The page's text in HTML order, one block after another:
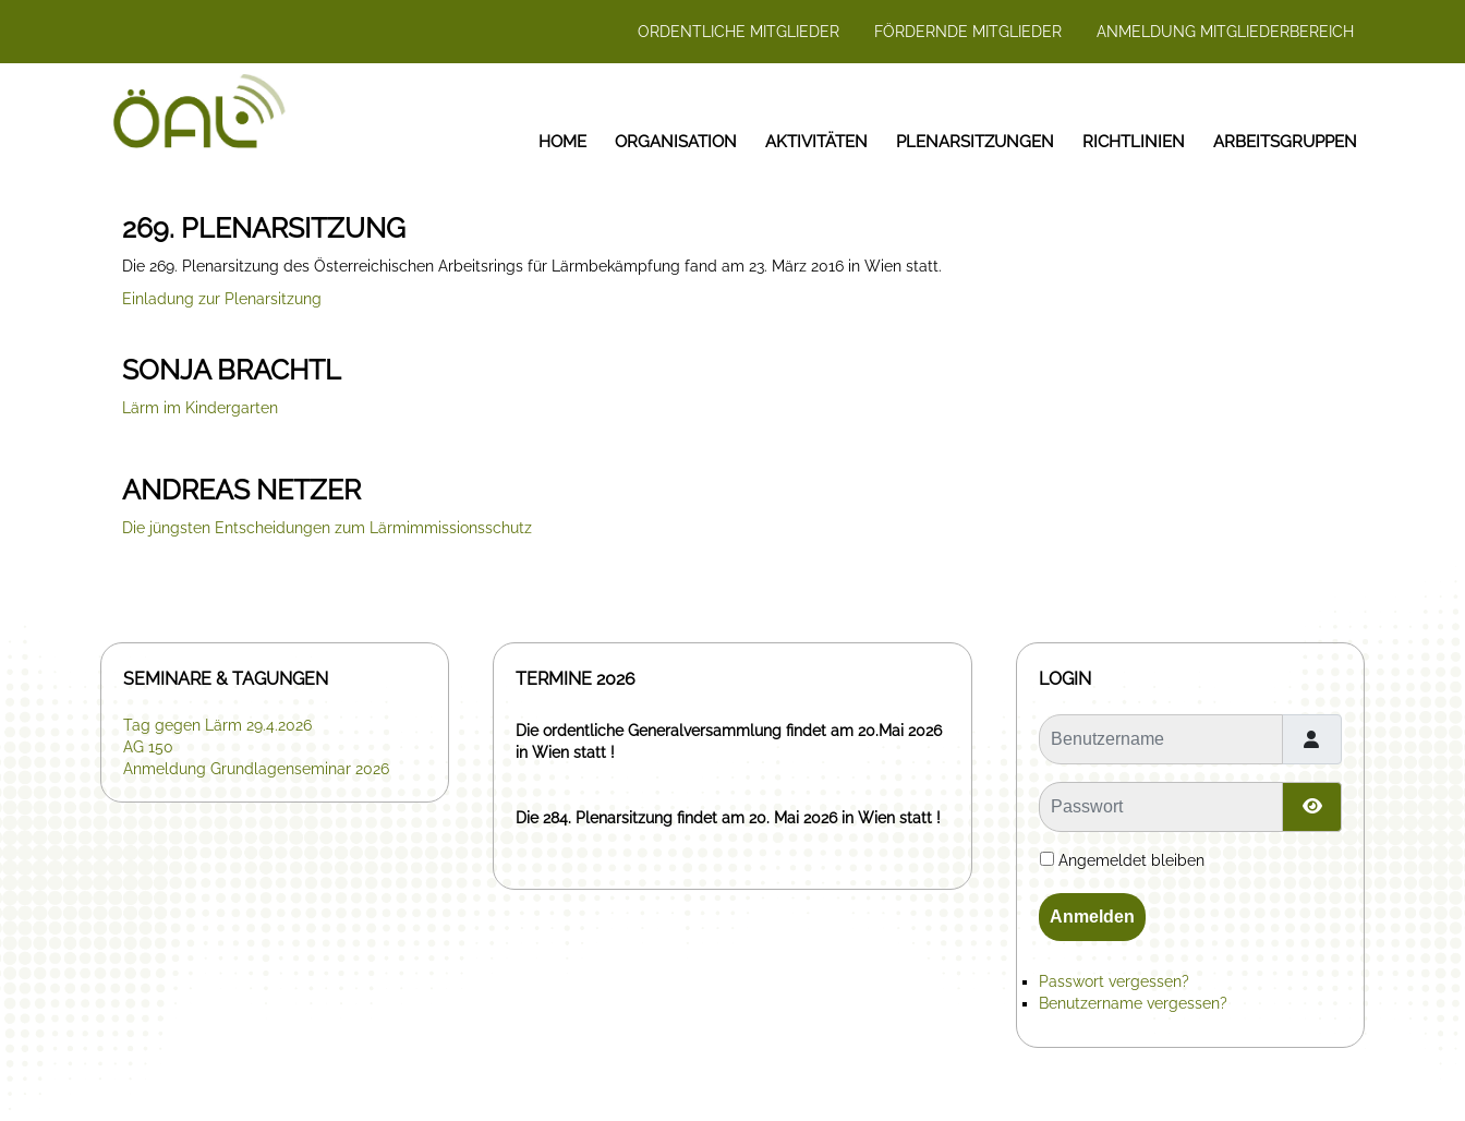
ORDENTLICHE MITGLIEDER FÖRDERNDE MITGLIEDER ANMELDUNG MITGLIEDERBEREICH
HOME ORGANISATION AKTIVITÄTEN PLENARSITZUNGEN RICHTLINIEN ARBEITSGRUPPEN
269. PLENARSITZUNG
Die 269. Plenarsitzung des Österreichischen Arbeitsrings für Lärmbekämpfung fand am 23. März 2016 in Wien statt.
Einladung zur Plenarsitzung
SONJA BRACHTL
Lärm im Kindergarten
ANDREAS NETZER
Die jüngsten Entscheidungen zum Lärmimmissionsschutz
SEMINARE & TAGUNGEN
Tag gegen Lärm 29.4.2026
AG 150
Anmeldung Grundlagenseminar 2026
TERMINE 2026
Die ordentliche Generalversammlung findet am 20.Mai 2026
in Wien statt !
Die 284. Plenarsitzung findet am 20. Mai 2026 in Wien statt !
LOGIN
Benutzername
Passwort
Passwort
Angemeldet bleiben
Anmelden
Passwort vergessen?
Benutzername vergessen?